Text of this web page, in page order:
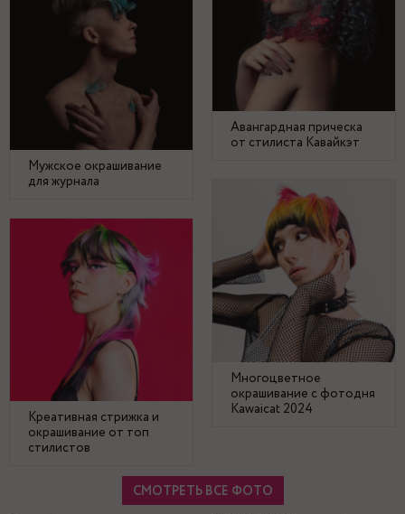
Авангардная прическа
от стилиста Кавайкэт
Мужское окрашивание
для журнала
Многоцветное
окрашивание с фотодня
Kawaicat 2024
Креативная стрижка и
окрашивание от топ
стилистов
СМОТРЕТЬ ВСЕ ФОТО